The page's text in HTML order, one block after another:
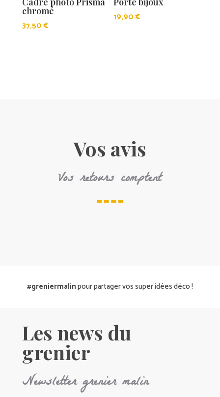
chromé
37,50€
19,90€
Vos avis
Vos retours comptent
#greniermalinpour partager vos super idées déco !
Les news du
grenier
Newsletter grenier malin